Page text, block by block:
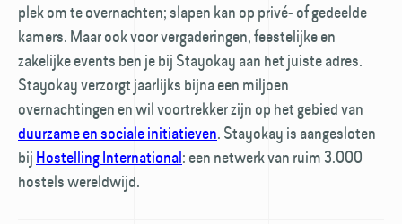
plek om te overnachten; slapen kan op privé- of gedeelde
kamers. Maar ook voor vergaderingen, feestelijke en
zakelijke events ben je bij Stayokay aan het juiste adres.
Stayokay verzorgt jaarlijks bijna een miljoen
overnachtingen en wil voortrekker zijn op het gebied van
duurzame en sociale initiatieven. Stayokay is aangesloten
bij Hostelling International: een netwerk van ruim 3.000
hostels wereldwijd.